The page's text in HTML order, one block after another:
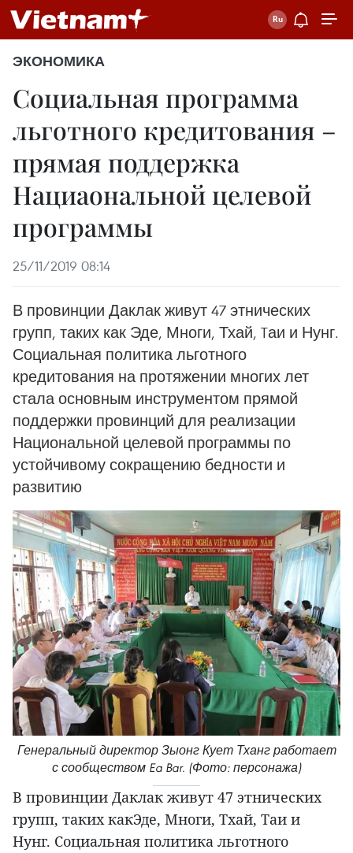
ЭКОНОМИКА
Социальная программа
льготного кредитования –
прямая поддержка
Нациаональной целевой
программы
25/11/2019 08:14
В провинции Даклак живут 47 этнических
групп, таких как Эде, Многи, Тхай, Tаи и Нунг.
Социальная политика льготного
кредитования на протяжении многих лет
стала основным инструментом прямой
поддержки провинций для реализации
Национальной целевой программы по
устойчивому сокращению бедности и
развитию
Генеральный директор Зыонг Кует Тханг работает
с сообществом Ea Bar. (Фото: персонажа)
В провинции Даклак живут 47 этнических
групп, таких какЭде, Многи, Тхай, Tаи и
Нунг. Социальная политика льготного